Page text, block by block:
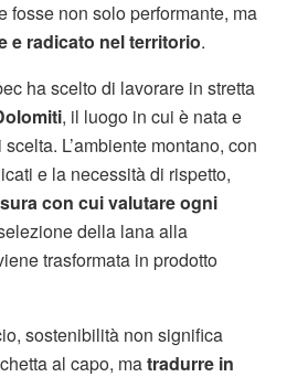
fosse non solo performante, ma
e radicato nel territorio.
ha scelto di lavorare in stretta
, il luogo in cui è nata e
L’ambiente montano, con
e la necessità di rispetto,
con cui valutare ogni
della lana alla
trasformata in prodotto
sostenibilità non significa
al capo, matradurre in